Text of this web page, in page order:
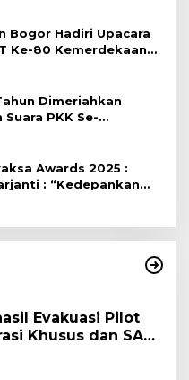
Bogor Hadiri Upacara
Ke-80 Kemerdekaan
Tegar Beriman
Dimeriahkan
PKK Se-
Awards 2025 :
: “Kedepankan
Wujudkan
Evakuasi Pilot
Khusus dan SAR